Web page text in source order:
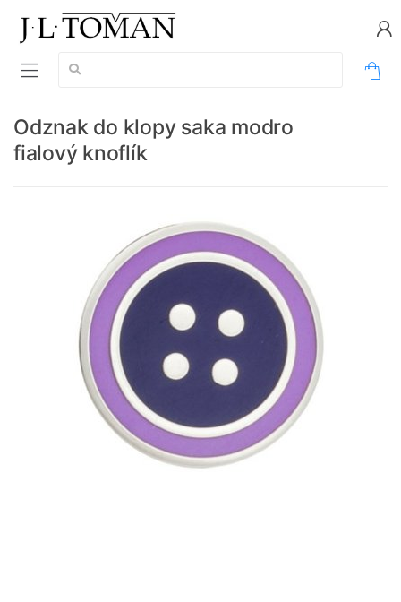
Vyhledávání:
Odznak do klopy saka modro
fialový knoflík